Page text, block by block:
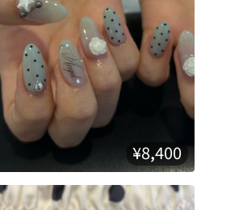
¥8,400